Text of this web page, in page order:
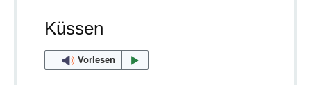
Küssen
Vorlesen